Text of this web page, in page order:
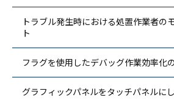
トラブル発生時における処置作業者の
ト
フラグを使用したデバッグ作業効率化
グラフィックパネルをタッチパネルに